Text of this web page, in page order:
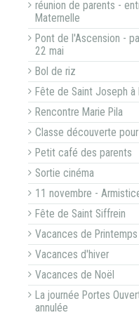
réunion de parents -
Maternelle
Pont de l'Ascension -
22 mai
Bol de riz
Fête de Saint Joseph
Rencontre Marie Pila
Classe découverte
Petit café des parents
Sortie cinéma
11 novembre -
Fête de Saint Siffrein
Vacances de Printemps
Vacances d'hiver
Vacances de Noël
La journée Portes
annulée